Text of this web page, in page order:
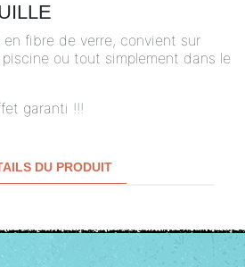
fibre de verre, convient sur
ou tout simplement dans le
garanti !!!
DU PRODUIT